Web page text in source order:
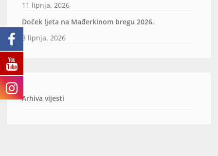
11 lipnja, 2026
Doček ljeta na Mađerkinom bregu 2026.
8 lipnja, 2026
Arhiva vijesti